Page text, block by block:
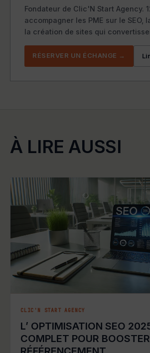
Fondateur de Clic'N Start Agency.
accompagner les PME sur le SEO,
la création de sites qui
RÉSERVER UN ÉCHANGE →
À LIRE AUSSI
CLIC'N START AGENCY
L’ OPTIMISATION SEO
COMPLET POUR